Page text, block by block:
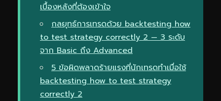
เบื้องหลังที่ต้องเข้าใจ
กลยุทธ์การเทรดด้วย backtesting how
to test strategy correctly 2 — 3 ระดับ
จาก Basic ถึง Advanced
5 ข้อผิดพลาดร้ายแรงที่นักเทรดทำเมื่อใช้
backtesting how to test strategy
correctly 2